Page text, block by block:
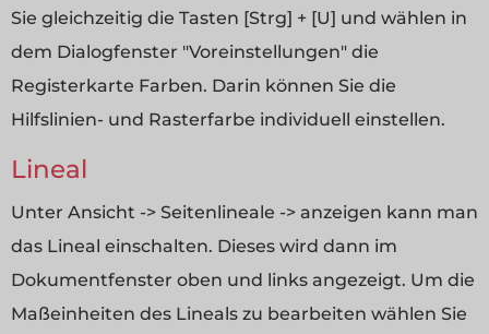
Sie gleichzeitig die Tasten [Strg] + [U] und wählen in
dem Dialogfenster "Voreinstellungen" die
Registerkarte Farben. Darin können Sie die
Hilfslinien- und Rasterfarbe individuell einstellen.
Lineal
Unter Ansicht -> Seitenlineale -> anzeigen kann man
das Lineal einschalten. Dieses wird dann im
Dokumentfenster oben und links angezeigt. Um die
Maßeinheiten des Lineals zu bearbeiten wählen Sie